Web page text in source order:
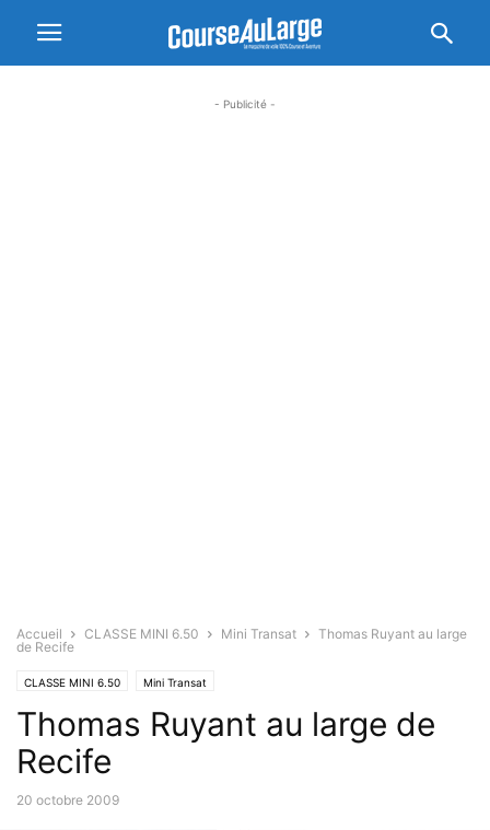
- Publicité -
Accueil CLASSE MINI 6.50 Mini Transat
Thomas Ruyant au large
de Recife
CLASSE MINI 6.50 Mini Transat
Thomas Ruyant au large de
Recife
20 octobre 2009